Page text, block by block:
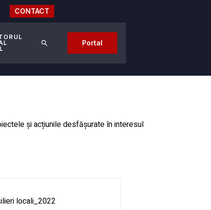
CONTACT
Portal
și acțiunile desfășurate în interesul
locali_2022